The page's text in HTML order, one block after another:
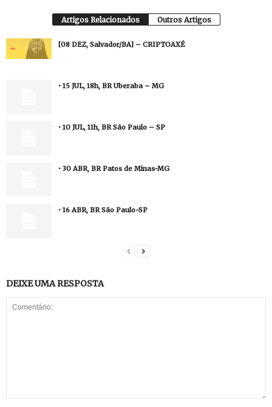
Artigos Relacionados Outros Artigos
[08 DEZ, Salvador/BA] – CRIPTOAXÉ
• 15 JUL, 18h, BR Uberaba – MG
• 10 JUL, 11h, BR São Paulo – SP
• 30 ABR, BR Patos de Minas-MG
• 16 ABR, BR São Paulo-SP
DEIXE UMA RESPOSTA